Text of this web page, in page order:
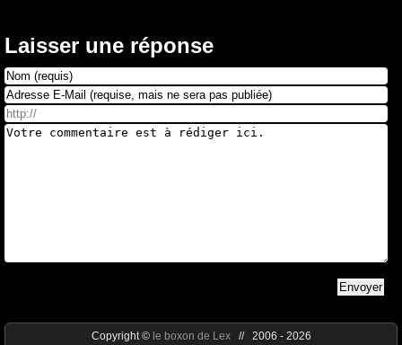
Laisser une réponse
Copyright © le boxon de Lex// 2006 - 2026